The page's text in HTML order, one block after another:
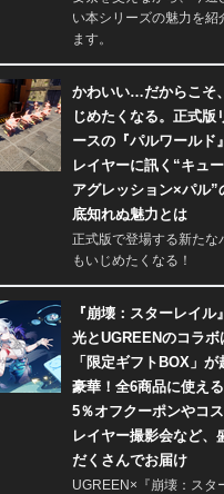
い本シリーズの魅力を紹
ます。
かわいい…だからこそ
じめたくなる。正式版
ースの『パルワールド
レイヤーに訊く“キュ
アグレッション×パル”
底知れぬ魅力とは
正式版で登場する新たな
もいじめたくなる！
『崩壊：スターレイル
光とUGREENのコラボ
「限定ギフトBOX」が
豪華！全6商品に使える
5％オフクーポンやコ
レイヤー撮影会など、
だくさんでお届け
UGREEN×『崩壊：スタ